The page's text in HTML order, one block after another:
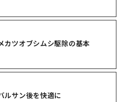
カツオブシムシ駆除の基本
ルサン後を快適に